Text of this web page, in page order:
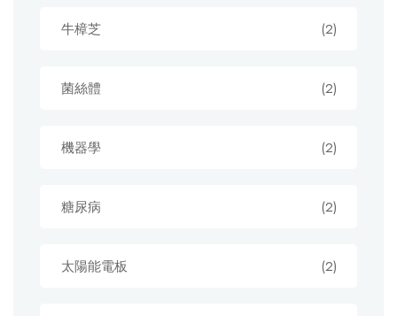
牛樟芝 (2)
菌絲體 (2)
機器學 (2)
糖尿病 (2)
太陽能電板 (2)